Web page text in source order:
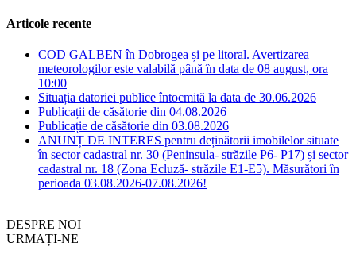
Articole recente
COD GALBEN în Dobrogea și pe litoral. Avertizarea
meteorologilor este valabilă până în data de 08 august, ora
10:00
Situația datoriei publice întocmită la data de 30.06.2026
Publicații de căsătorie din 04.08.2026
Publicație de căsătorie din 03.08.2026
ANUNȚ DE INTERES pentru deținătorii imobilelor situate
în sector cadastral nr. 30 (Peninsula- străzile P6- P17) și sector
cadastral nr. 18 (Zona Ecluză- străzile E1-E5). Măsurători în
perioada 03.08.2026-07.08.2026!
DESPRE NOI
URMAȚI-NE